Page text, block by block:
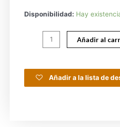
Disponibilidad: Hay
Añadir al
Añadir a la lista de